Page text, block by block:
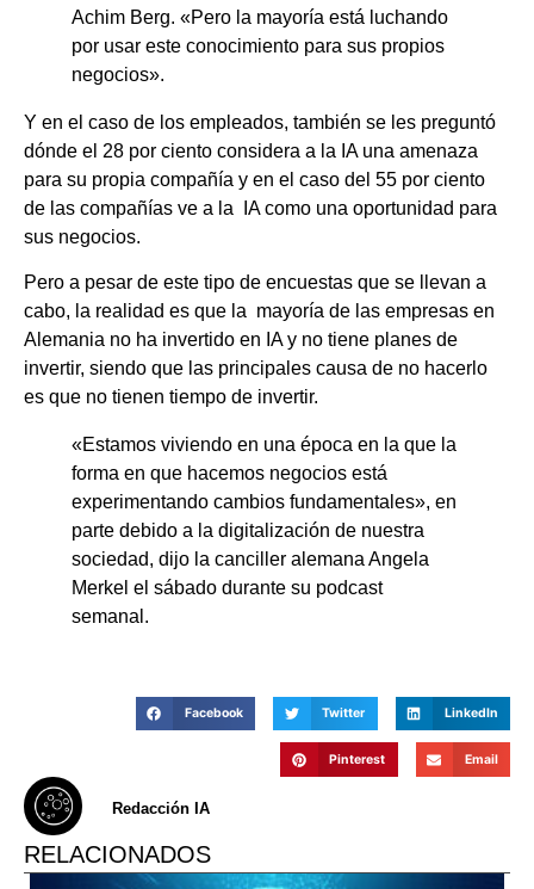
Achim Berg. «Pero la mayoría está luchando
por usar este conocimiento para sus propios
negocios».
Y en el caso de los empleados, también se les preguntó
dónde el 28 por ciento considera a la IA una amenaza
para su propia compañía y en el caso del 55 por ciento
de las compañías ve a la IA como una oportunidad para
sus negocios.
Pero a pesar de este tipo de encuestas que se llevan a
cabo, la realidad es que la mayoría de las empresas en
Alemania no ha invertido en IA y no tiene planes de
invertir, siendo que las principales causa de no hacerlo
es que no tienen tiempo de invertir.
«Estamos viviendo en una época en la que la
forma en que hacemos negocios está
experimentando cambios fundamentales», en
parte debido a la digitalización de nuestra
sociedad, dijo la canciller alemana Angela
Merkel el sábado durante su podcast
semanal.
Facebook Twitter LinkedIn
Pinterest Email
Redacción IA
RELACIONADOS